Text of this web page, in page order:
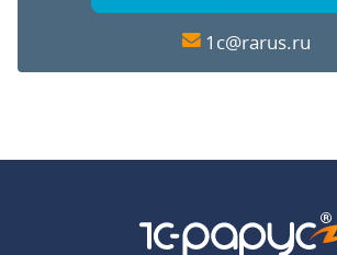
1c@rarus.ru